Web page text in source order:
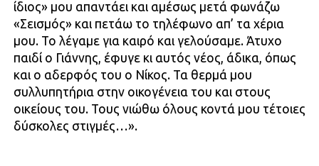
ίδιος» μου απαντάει και αμέσως μετά φωνάζω
«Σεισμός» και πετάω το τηλέφωνο απ’ τα χέρια
μου. Το λέγαμε για καιρό και γελούσαμε. Άτυχο
παιδί ο Γιάννης, έφυγε κι αυτός νέος, άδικα, όπως
και ο αδερφός του ο Νίκος. Τα θερμά μου
συλλυπητήρια στην οικογένεια του και στους
οικείους του. Τους νιώθω όλους κοντά μου τέτοιες
δύσκολες στιγμές…».